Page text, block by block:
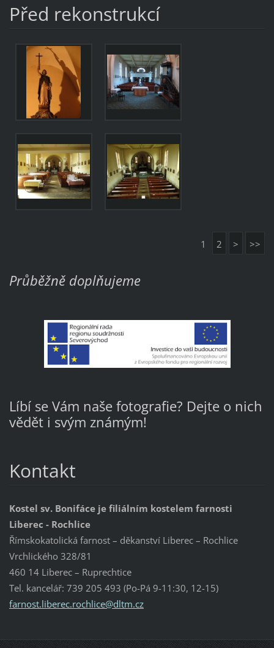
Před rekonstrukcí
1 2 > >>
Průběžně doplňujeme
Líbí se Vám naše fotografie? Dejte o nich
vědět i svým známým!
Kontakt
Kostel sv. Bonifáce je filiálním kostelem farnosti
Liberec - Rochlice
Římskokatolická farnost – děkanství Liberec – Rochlice
Vrchlického 328/81
460 14 Liberec – Ruprechtice
Tel. kancelář: 739 205 493 (Po-Pá 9-11:30, 12-15)
farnost.liberec.rochlice@dltm.cz